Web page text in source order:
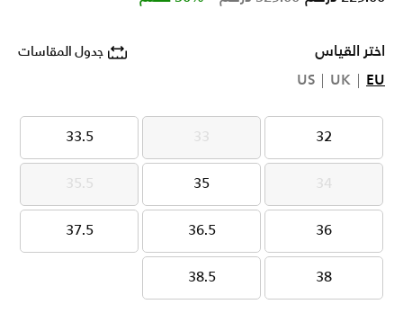
اختر القياس جدول المقاسات
EU
UK
US
32
32
33
33
33.5
33.5
34
34
35
35
35.5
35.5
36
36
36.5
36.5
37.5
37.5
38
38
38.5
38.5